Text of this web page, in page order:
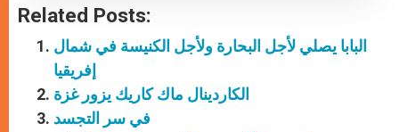
Related Posts:
البابا يصلي لأجل البحارة ولأجل الكنيسة في شمال
إفريقيا
الكاردينال ماك كاريك يزور غزة
في سر التجسد